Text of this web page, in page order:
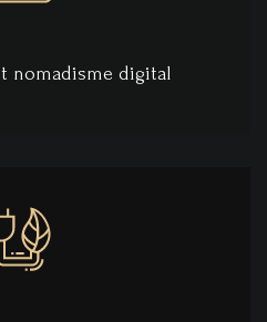
nomadisme digital